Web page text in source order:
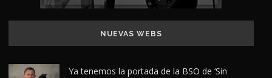
NUEVAS WEBS
Ya tenemos la portada de la BSO de ‘Sin